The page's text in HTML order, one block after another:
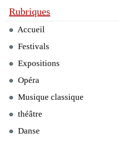
Rubriques
Accueil
Festivals
Expositions
Opéra
Musique classique
théâtre
Danse